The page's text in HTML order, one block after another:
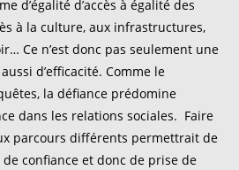
d’égalité d’accès à égalité des
à la culture, aux infrastructures,
Ce n’est donc pas seulement une
d’efficacité. Comme le
la défiance prédomine
dans les relations sociales. Faire
parcours différents permettrait de
confiance et donc de prise de